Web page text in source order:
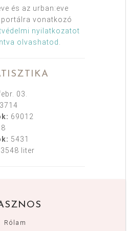
és az urban:eve
vonatkozó
nyilatkozatot
olvashatod
03.
3714
69012
8
5431
3548 liter
Rólam